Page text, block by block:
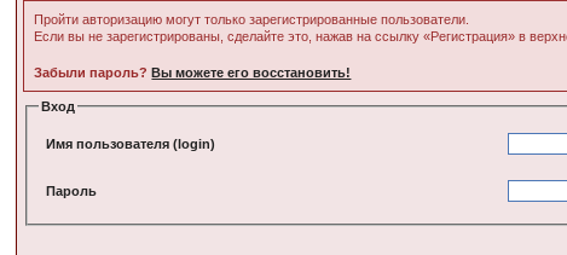
Пройти авторизацию могут только зарегистрированные пользователи.
Если вы не зарегистрированы, сделайте это, нажав на ссылку «Регистрация» в
Забыли пароль?Вы можете его восстановить!
Вход
Имя пользователя (login)
Пароль